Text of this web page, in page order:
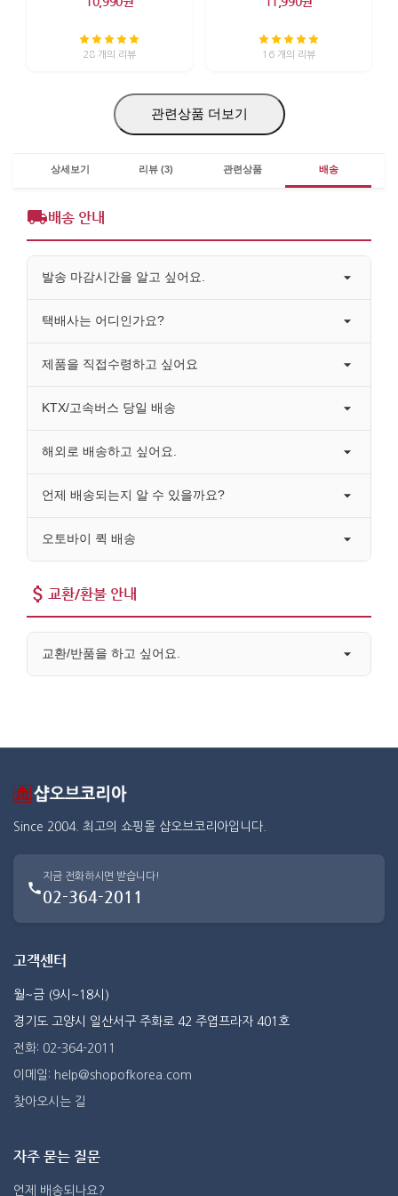
28 개의 리뷰 16 개의 리뷰
관련상품 더보기
상세보기 리뷰 (3) 관련상품 배송
배송 안내
발송 마감시간을 알고 싶어요.
택배사는 어디인가요?
제품을 직접수령하고 싶어요
KTX/고속버스 당일 배송
해외로 배송하고 싶어요.
언제 배송되는지 알 수 있을까요?
오토바이 퀵 배송
교환/환불 안내
교환/반품을 하고 싶어요.
Since 2004. 최고의 쇼핑몰 샵오브코리아입니다.
지금 전화하시면 받습니다!
02-364-2011
고객센터
월~금 (9시~18시)
경기도 고양시 일산서구 주화로 42 주엽프라자 401호
전화: 02-364-2011
이메일: help@shopofkorea.com
찾아오시는 길
자주 묻는 질문
언제 배송되나요?